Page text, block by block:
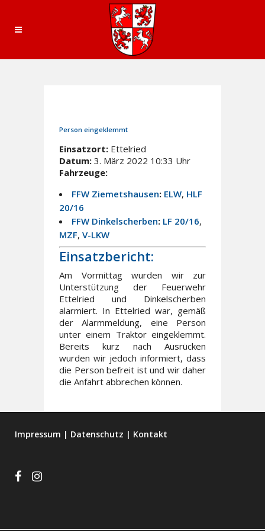
Person eingeklemmt
Einsatzort: Ettelried
Datum: 3. März 2022 10:33 Uhr
Fahrzeuge:
FFW Ziemetshausen: ELW, HLF
20/16
FFW Dinkelscherben: LF 20/16,
MZF, V-LKW
Einsatzbericht:
Am Vormittag wurden wir zur
Unterstützung der Feuerwehr
Ettelried und Dinkelscherben
alarmiert. In Ettelried war, gemäß
der Alarmmeldung, eine Person
unter einem Traktor eingeklemmt.
Bereits kurz nach Ausrücken
wurden wir jedoch informiert, dass
die Person befreit ist und wir daher
die Anfahrt abbrechen können.
Impressum | Datenschutz | Kontakt